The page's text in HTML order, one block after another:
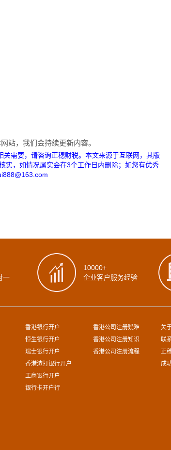
站，我们会持续更新内容。
需要，请咨询正穗财税。本文来源于互联网，其版
实，如情况属实会在3个工作日内删除；如您有优秀
一
10000+
企业客户服务经验
香港银行开户
恒生银行开户
瑞士银行开户
香港渣打银行开户
工商银行开户
银行卡开户行
香港公司注册疑难
香港公司注册知识
香港公司注册流程
关
联
正
成